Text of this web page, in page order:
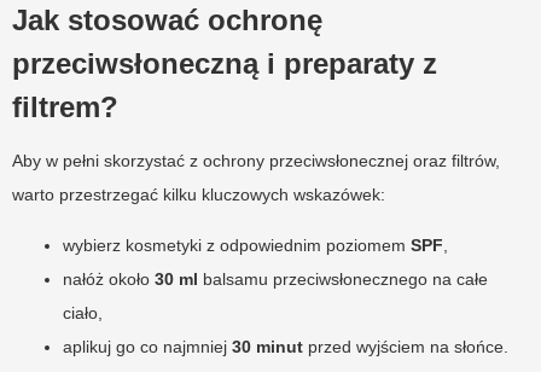
Jak stosować ochronę
przeciwsłoneczną i preparaty z
filtrem?
Aby w pełni skorzystać z ochrony przeciwsłonecznej oraz filtrów,
warto przestrzegać kilku kluczowych wskazówek:
wybierz kosmetyki z odpowiednim poziomem SPF
nałóż około 30 ml balsamu przeciwsłonecznego na całe
ciało,
aplikuj go co najmniej 30 minut przed wyjściem na słońce.